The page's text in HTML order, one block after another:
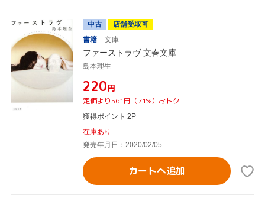
中古
店舗受取可
書籍
文庫
ファーストラヴ 文春文庫
島本理生
¥220円
定価より561円（71%）おトク
獲得ポイント 2P
在庫あり
発売年月日：2020/02/05
カートへ追加